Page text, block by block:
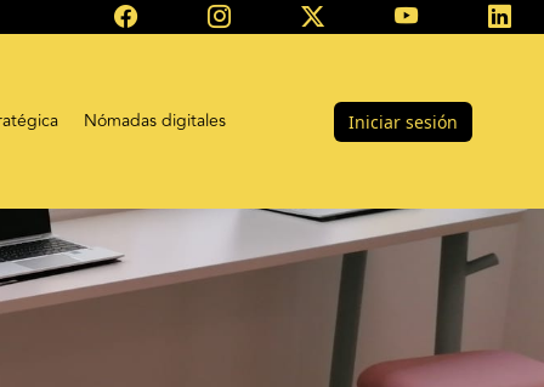
Nómadas digitales Iniciar sesión